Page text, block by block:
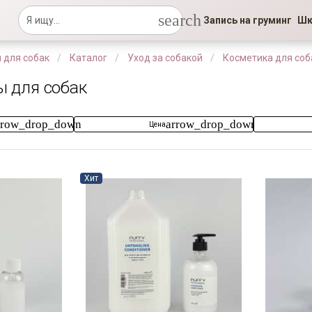
search Запись на груминг
для собак Каталог Уход за собакой Косметика для
для собак
Ценаarrow_drop_down
Хит